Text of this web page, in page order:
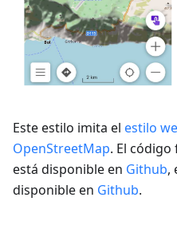
Este estilo imita el estilo
OpenStreetMap. El
está disponible en Github,
disponible en Github.